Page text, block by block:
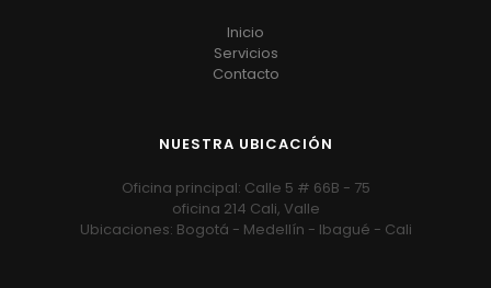
Inicio
Servicios
Contacto
NUESTRA UBICACIÓN
Oficina principal: Calle 5 # 66B - 75
oficina 214 Cali, Valle
Ubicaciones: Bogotá - Medellín - Ibagué - Cali